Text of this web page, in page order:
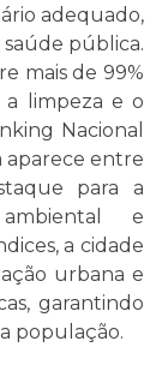
adequado,
pública.
mais de 99%
a limpeza e o
Nacional
aparece entre
para a
e
a cidade
urbana e
garantindo
população.